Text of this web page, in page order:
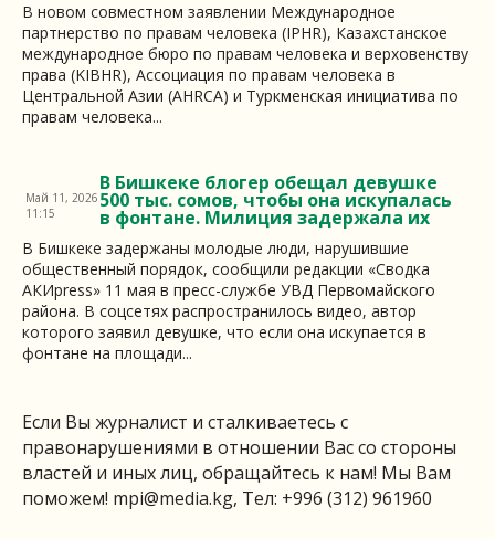
В новом совместном заявлении Международное
партнерство по правам человека (IPHR), Казахстанское
международное бюро по правам человека и верховенству
права (KIBHR), Ассоциация по правам человека в
Центральной Азии (AHRCA) и Туркменская инициатива по
правам человека...
В Бишкеке блогер обещал девушке
500 тыс. сомов, чтобы она искупалась
в фонтане. Милиция задержала их
Май 11, 2026
11:15
В Бишкеке задержаны молодые люди, нарушившие
общественный порядок, сообщили редакции «Сводка
АКИpress» 11 мая в пресс-службе УВД Первомайского
района. В соцсетях распространилось видео, автор
которого заявил девушке, что если она искупается в
фонтане на площади...
Если Вы журналист и сталкиваетесь с
правонарушениями в отношении Вас со стороны
властей и иных лиц, обращайтесь к нам! Мы Вам
поможем! mpi@media.kg, Тел: +996 (312) 961960